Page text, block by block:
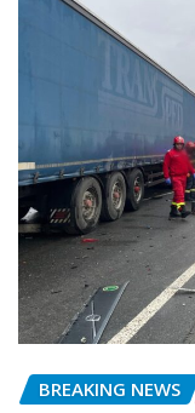
BREAKING NEWS